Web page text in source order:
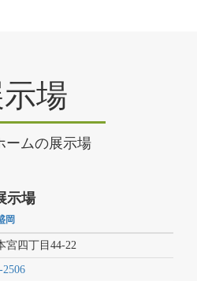
場
ームの展示場
示場
岡
宮四丁目44-22
2506